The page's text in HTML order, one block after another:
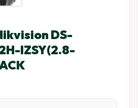
DS-
IZSY(2.8-